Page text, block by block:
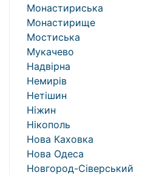
Монастириська
Монастирище
Мостиська
Мукачево
Надвірна
Немирів
Нетішин
Ніжин
Нікополь
Нова Каховка
Нова Одеса
Новгород-Сіверський